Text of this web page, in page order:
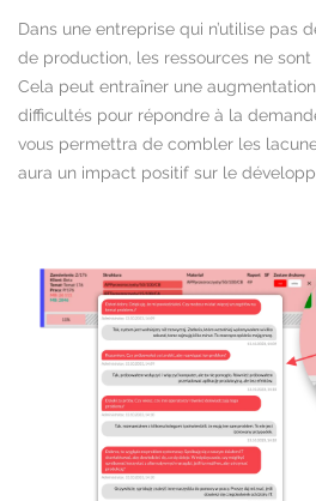
Dans une entreprise qui n’utilise pas
de production, les ressources ne
Cela peut entraîner une
difficultés pour répondre à la
vous permettra de combler les
aura un impact positif sur le